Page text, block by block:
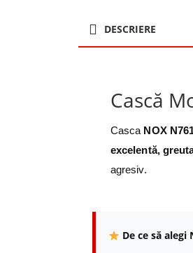
DESCRIERE
Cască
Casca NOX
excelentă,
agresiv.
De ce să alegi